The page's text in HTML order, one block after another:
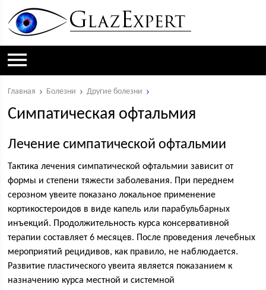
Главная Болезни Другие болезни
Симпатическая офтальмия
Лечение симпатической офтальмии
Тактика лечения симпатической офтальмии зависит от
формы и степени тяжести заболевания. При переднем
серозном увеите показано локальное применение
кортикостероидов в виде капель или парабульбарных
инъекций. Продолжительность курса консервативной
терапии составляет 6 месяцев. После проведения лечебных
мероприятий рецидивов, как правило, не наблюдается.
Развитие пластического увеита является показанием к
назначению курса местной и системной